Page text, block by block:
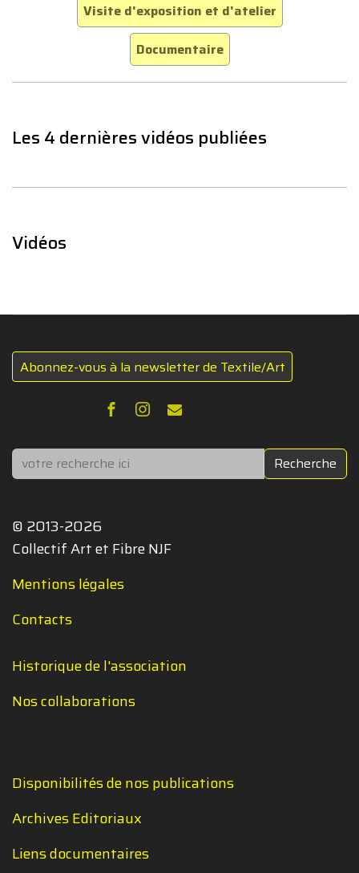
Visite d'exposition et d'atelier
Documentaire
Les 4 dernières vidéos publiées
Vidéos
Abonnez-vous à la newsletter de Textile/Art
Rechercher Recherche
© 2013-2026
Collectif Art et Fibre NJF
Mentions légales
Contacts
Historique de l'association
Nos collaborations
Disponibilités de nos publications
Archives Editoriaux
Liens documentaires